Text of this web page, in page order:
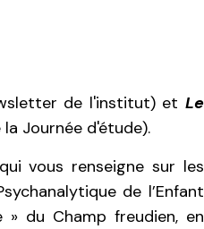
de l'institut) etLe
Journée d'étude).
vous renseigne sur les
de l’Enfant
» du Champ freudien, en